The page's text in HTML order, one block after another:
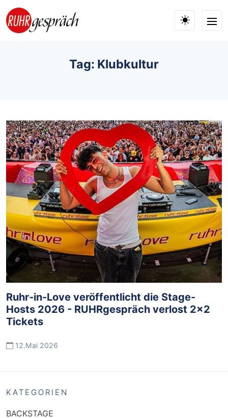
Skip to main content
Tag: Klubkultur
Ruhr-in-Love veröffentlicht die Stage-
Hosts 2026 - RUHRgespräch verlost 2x2
Tickets
12.Mai 2026
KATEGORIEN
BACKSTAGE